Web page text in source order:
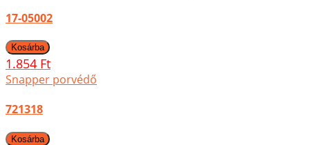
17-05002
1.854 Ft
Snapper porvédő
721318